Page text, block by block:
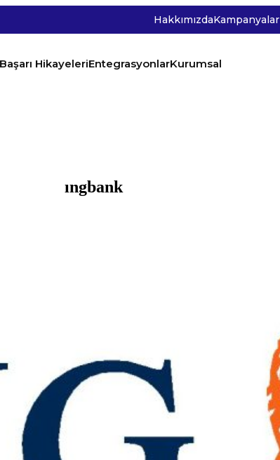
HakkımızdaKampanyalar
Başarı HikayeleriEntegrasyonlarKurumsal
ıngbank